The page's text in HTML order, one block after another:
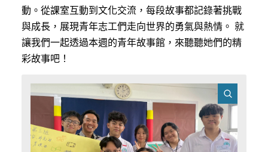
動。從課室互動到文化交流，每段故事都記錄著挑戰
與成長，展現青年志工們走向世界的勇氣與熱情。 就
讓我們一起透過本週的青年故事館，來聽聽她們的精
彩故事吧！